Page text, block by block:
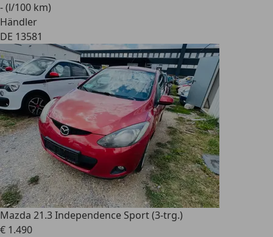
- (l/100 km)
Händler
DE 13581
Mazda 21.3 Independence Sport (3-trg.)
€ 1.490